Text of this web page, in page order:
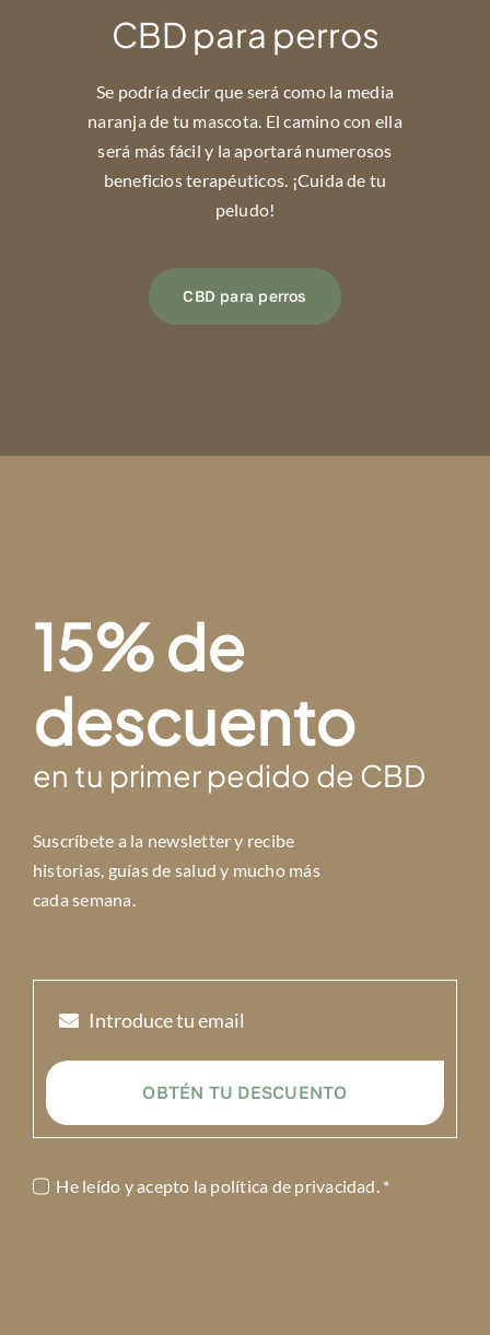
CBD para perros
Se podría decir que será como la media
naranja de tu mascota. El camino con ella
será más fácil y la aportará numerosos
beneficios terapéuticos. ¡Cuida de tu
peludo!
CBD para perros
15% de
descuento
en tu primer pedido de CBD
Suscríbete a la newsletter y recibe
historias, guías de salud y mucho más
cada semana.
OBTÉN TU DESCUENTO
He leído y acepto la política de privacidad. *